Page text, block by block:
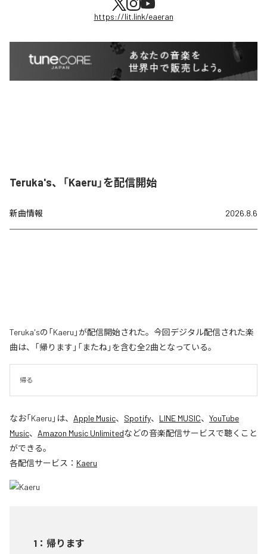
https://lit.link/eaeran
Teruka's、「Kaeru」を配信開始
新曲情報 2026.8.6
Teruka'sの「Kaeru」が配信開始された。今回デジタル配信された楽
曲は、「帰ります」「またね」を含む全2曲となっている。
帰る
なお「Kaeru 」は、 Apple Music、 Spotify、 LINE MUSIC、 YouTube
Music、 Amazon Music Unlimitedなどの音楽配信サービスで聴くこと
ができる。
各配信サービス： Kaeru
1 ： 帰ります